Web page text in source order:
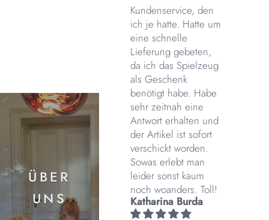
Kundenservice, den
ich je hatte. Hatte um
eine schnelle
Lieferung gebeten,
da ich das Spielzeug
als Geschenk
benötigt habe. Habe
sehr zeitnah eine
Antwort erhalten und
der Artikel ist sofort
verschickt worden.
Sowas erlebt man
leider sonst kaum
noch woanders. Toll!
Katharina Burda
ÜBER
UNS